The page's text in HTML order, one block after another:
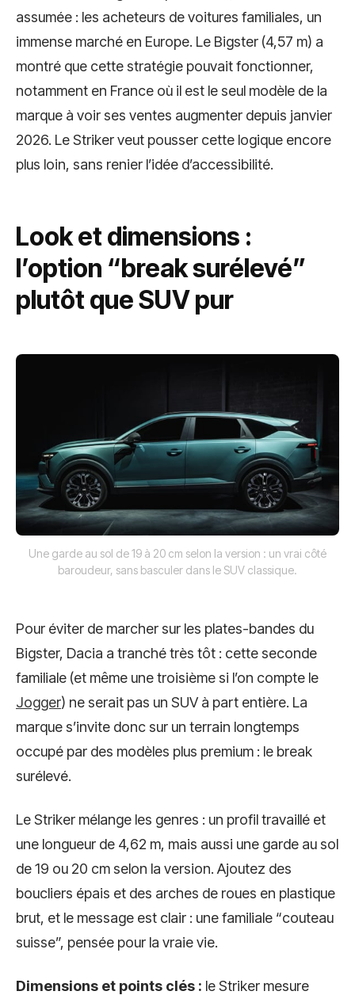
assumée : les acheteurs de voitures familiales, un
immense marché en Europe. Le Bigster (4,57 m) a
montré que cette stratégie pouvait fonctionner,
notamment en France où il est le seul modèle de la
marque à voir ses ventes augmenter depuis janvier
2026. Le Striker veut pousser cette logique encore
plus loin, sans renier l’idée d’accessibilité.
Look et dimensions :
l’option “break surélevé”
plutôt que SUV pur
Une garde au sol de 19 à 20 cm selon la version : un vrai côté
baroudeur, sans basculer dans le SUV classique.
Pour éviter de marcher sur les plates-bandes du
Bigster, Dacia a tranché très tôt : cette seconde
familiale (et même une troisième si l’on compte le
Jogger) ne serait pas un SUV à part entière. La
marque s’invite donc sur un terrain longtemps
occupé par des modèles plus premium : le break
surélevé.
Le Striker mélange les genres : un profil travaillé et
une longueur de 4,62 m, mais aussi une garde au sol
de 19 ou 20 cm selon la version. Ajoutez des
boucliers épais et des arches de roues en plastique
brut, et le message est clair : une familiale “couteau
suisse”, pensée pour la vraie vie.
Dimensions et points clés : le Striker mesure